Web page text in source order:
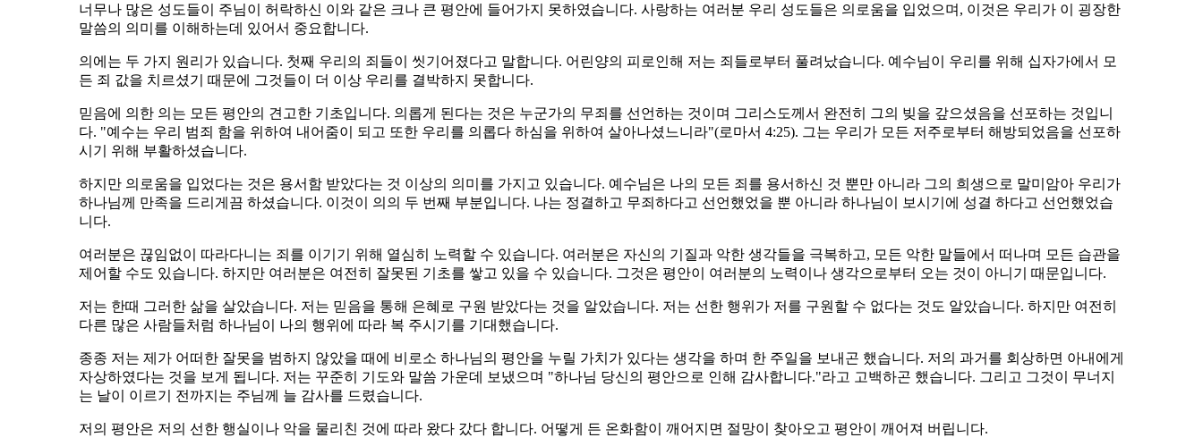
너무나 많은 성도들이 주님이 허락하신 이와 같은 크나 큰 평안에 들어가지 못하였습니다. 사랑하는 여러분 우리 성도들은 의로움을 입었으며, 이것은 우리가 이 굉장한
말씀의 의미를 이해하는데 있어서 중요합니다.
의에는 두 가지 원리가 있습니다. 첫째 우리의 죄들이 씻기어졌다고 말합니다. 어린양의 피로인해 저는 죄들로부터 풀려났습니다. 예수님이 우리를 위해 십자가에서 모
든 죄 값을 치르셨기 때문에 그것들이 더 이상 우리를 결박하지 못합니다.
믿음에 의한 의는 모든 평안의 견고한 기초입니다. 의롭게 된다는 것은 누군가의 무죄를 선언하는 것이며 그리스도께서 완전히 그의 빚을 갚으셨음을 선포하는 것입니
다. "예수는 우리 범죄 함을 위하여 내어줌이 되고 또한 우리를 의롭다 하심을 위하여 살아나셨느니라"(로마서 4:25). 그는 우리가 모든 저주로부터 해방되었음을 선포하
시기 위해 부활하셨습니다.
하지만 의로움을 입었다는 것은 용서함 받았다는 것 이상의 의미를 가지고 있습니다. 예수님은 나의 모든 죄를 용서하신 것 뿐만 아니라 그의 희생으로 말미암아 우리가
하나님께 만족을 드리게끔 하셨습니다. 이것이 의의 두 번째 부분입니다. 나는 정결하고 무죄하다고 선언했었을 뿐 아니라 하나님이 보시기에 성결 하다고 선언했었습
니다.
여러분은 끊임없이 따라다니는 죄를 이기기 위해 열심히 노력할 수 있습니다. 여러분은 자신의 기질과 악한 생각들을 극복하고, 모든 악한 말들에서 떠나며 모든 습관을
제어할 수도 있습니다. 하지만 여러분은 여전히 잘못된 기초를 쌓고 있을 수 있습니다. 그것은 평안이 여러분의 노력이나 생각으로부터 오는 것이 아니기 때문입니다.
저는 한때 그러한 삶을 살았습니다. 저는 믿음을 통해 은혜로 구원 받았다는 것을 알았습니다. 저는 선한 행위가 저를 구원할 수 없다는 것도 알았습니다. 하지만 여전히
다른 많은 사람들처럼 하나님이 나의 행위에 따라 복 주시기를 기대했습니다.
종종 저는 제가 어떠한 잘못을 범하지 않았을 때에 비로소 하나님의 평안을 누릴 가치가 있다는 생각을 하며 한 주일을 보내곤 했습니다. 저의 과거를 회상하면 아내에게
자상하였다는 것을 보게 됩니다. 저는 꾸준히 기도와 말씀 가운데 보냈으며 "하나님 당신의 평안으로 인해 감사합니다."라고 고백하곤 했습니다. 그리고 그것이 무너지
는 날이 이르기 전까지는 주님께 늘 감사를 드렸습니다.
저의 평안은 저의 선한 행실이나 악을 물리친 것에 따라 왔다 갔다 합니다. 어떻게 든 온화함이 깨어지면 절망이 찾아오고 평안이 깨어져 버립니다.